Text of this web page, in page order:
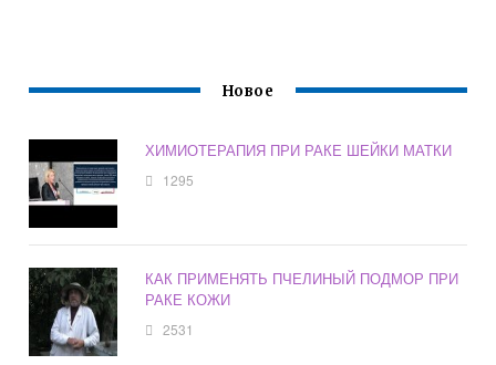
Новое
ХИМИОТЕРАПИЯ ПРИ РАКЕ ШЕЙКИ МАТКИ
1295
КАК ПРИМЕНЯТЬ ПЧЕЛИНЫЙ ПОДМОР ПРИ
РАКЕ КОЖИ
2531